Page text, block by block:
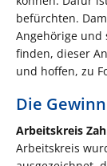
befürchten.
Angehörige
finden, dieser
und hoffen, zu
Die
Arbeitskreis
Arbeitskreis